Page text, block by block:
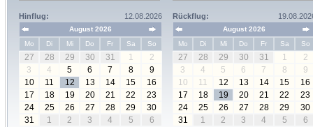
Hinflug: 12.08.2026
August 2026
Mo
Di Mi Do Fr Sa So
27 28 29 30 31 1
2
3
4 5 6 7 8
9
10
11 12 13 14 15
16
17
18 19 20 21 22
23
24
25 26 27 28 29
30
31
1 2 3 4 5 6
Rückflug:
August 2026
Mo
Di Mi Do Fr Sa So
27 28 29 30 31 1
2
3
4 5 6 7 8
9
10
11 12 13 14 15
16
17
18 19 20 21 22
23
24
25 26 27 28 29
30
31
1 2 3 4 5 6